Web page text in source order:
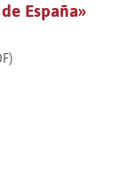
España»